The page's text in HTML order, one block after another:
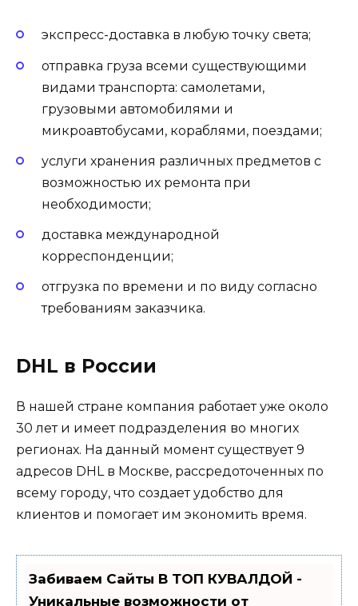
экспресс-доставка в любую точку света;
отправка груза всеми существующими
видами транспорта: самолетами,
грузовыми автомобилями и
микроавтобусами, кораблями, поездами;
услуги хранения различных предметов с
возможностью их ремонта при
необходимости;
доставка международной
корреспонденции;
отгрузка по времени и по виду согласно
требованиям заказчика.
DHL в России
В нашей стране компания работает уже около
30 лет и имеет подразделения во многих
регионах. На данный момент существует 9
адресов DHL в Москве, рассредоточенных по
всему городу, что создает удобство для
клиентов и помогает им экономить время.
Забиваем Сайты В ТОП КУВАЛДОЙ -
Уникальные возможности от